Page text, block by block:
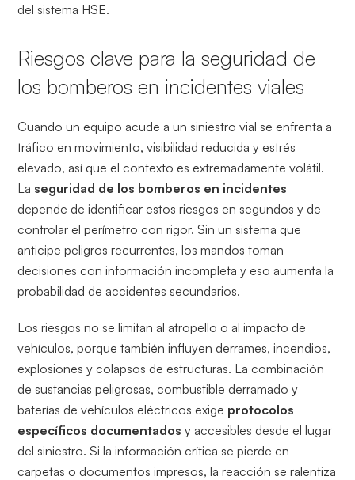
del sistema HSE.
Riesgos clave para la seguridad de
los bomberos en incidentes viales
Cuando un equipo acude a un siniestro vial se enfrenta a
tráfico en movimiento, visibilidad reducida y estrés
elevado, así que el contexto es extremadamente volátil.
La seguridad de los bomberos en incidentes
depende de identificar estos riesgos en segundos y de
controlar el perímetro con rigor. Sin un sistema que
anticipe peligros recurrentes, los mandos toman
decisiones con información incompleta y eso aumenta la
probabilidad de accidentes secundarios.
Los riesgos no se limitan al atropello o al impacto de
vehículos, porque también influyen derrames, incendios,
explosiones y colapsos de estructuras. La combinación
de sustancias peligrosas, combustible derramado y
baterías de vehículos eléctricos exige protocolos
específicos documentados y accesibles desde el lugar
del siniestro. Si la información crítica se pierde en
carpetas o documentos impresos, la reacción se ralentiza